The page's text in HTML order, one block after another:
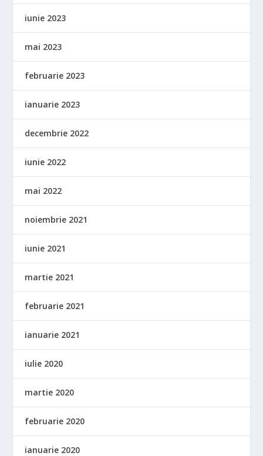
iunie 2023
mai 2023
februarie 2023
ianuarie 2023
decembrie 2022
iunie 2022
mai 2022
noiembrie 2021
iunie 2021
martie 2021
februarie 2021
ianuarie 2021
iulie 2020
martie 2020
februarie 2020
ianuarie 2020